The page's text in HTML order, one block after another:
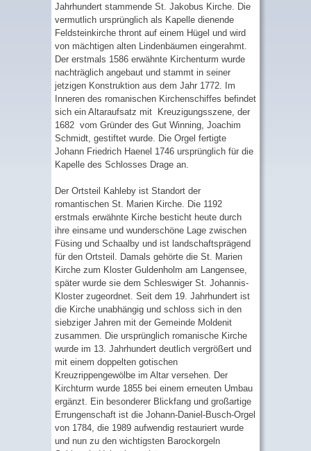
Jahrhundert stammende St. Jakobus Kirche. Die
vermutlich ursprünglich als Kapelle dienende
Feldsteinkirche thront auf einem Hügel und wird
von mächtigen alten Lindenbäumen eingerahmt.
Der erstmals 1586 erwähnte Kirchenturm wurde
nachträglich angebaut und stammt in seiner
jetzigen Konstruktion aus dem Jahr 1772. Im
Inneren des romanischen Kirchenschiffes befindet
sich ein Altaraufsatz mit Kreuzigungsszene, der
1682 vom Gründer des Gut Winning, Joachim
Schmidt, gestiftet wurde. Die Orgel fertigte
Johann Friedrich Haenel 1746 ursprünglich für die
Kapelle des Schlosses Drage an.
Der Ortsteil Kahleby ist Standort der
romantischen St. Marien Kirche. Die 1192
erstmals erwähnte Kirche besticht heute durch
ihre einsame und wunderschöne Lage zwischen
Füsing und Schaalby und ist landschaftsprägend
für den Ortsteil. Damals gehörte die St. Marien
Kirche zum Kloster Guldenholm am Langensee,
später wurde sie dem Schleswiger St. Johannis-
Kloster zugeordnet. Seit dem 19. Jahrhundert ist
die Kirche unabhängig und schloss sich in den
siebziger Jahren mit der Gemeinde Moldenit
zusammen. Die ursprünglich romanische Kirche
wurde im 13. Jahrhundert deutlich vergrößert und
mit einem doppelten gotischen
Kreuzrippengewölbe im Altar versehen. Der
Kirchturm wurde 1855 bei einem erneuten Umbau
ergänzt. Ein besonderer Blickfang und großartige
Errungenschaft ist die Johann-Daniel-Busch-Orgel
von 1784, die 1989 aufwendig restauriert wurde
und nun zu den wichtigsten Barockorgeln